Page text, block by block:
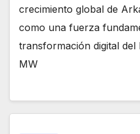
crecimiento global de
como una fuerza
transformación digital
MW